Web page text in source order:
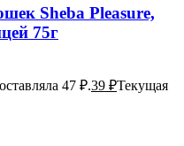
Sheba Pleasure,
75г
47 ₽.39 ₽Текущая